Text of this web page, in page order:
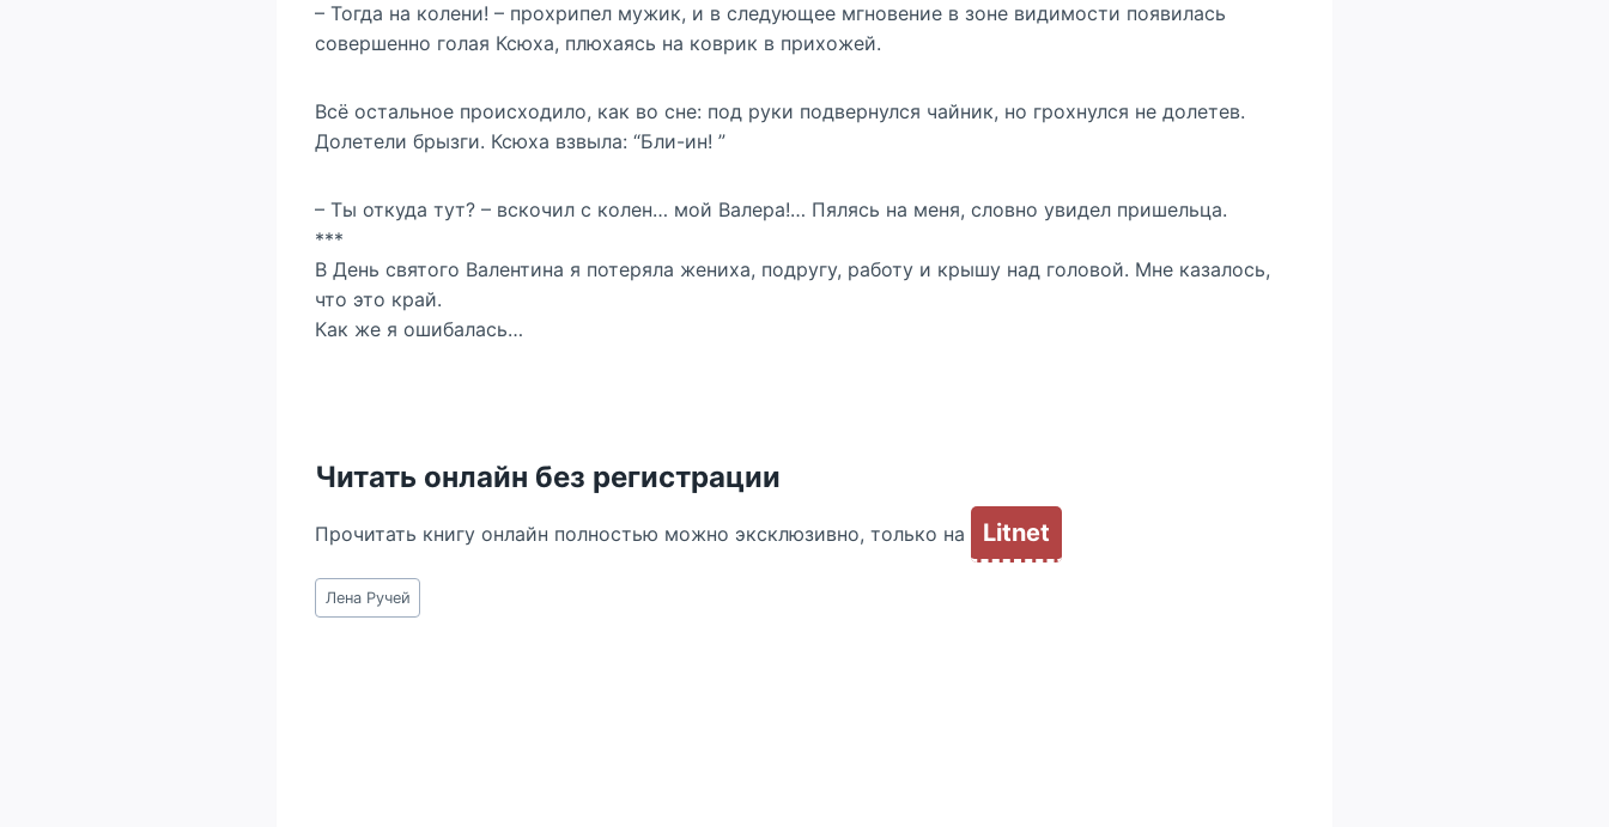
– Тогда на колени! – прохрипел мужик, и в следующее мгновение в зоне видимости появилась
совершенно голая Ксюха, плюхаясь на коврик в прихожей.
Всё остальное происходило, как во сне: под руки подвернулся чайник, но грохнулся не долетев.
Долетели брызги. Ксюха взвыла: “Бли-ин! ”
– Ты откуда тут? – вскочил с колен… мой Валера!… Пялясь на меня, словно увидел пришельца.
***
В День святого Валентина я потеряла жениха, подругу, работу и крышу над головой. Мне казалось,
что это край.
Как же я ошибалась…
Читать онлайн без регистрации
Прочитать книгу онлайн полностью можно эксклюзивно, только на Litnet
Метки
записи:
Лена Ручей